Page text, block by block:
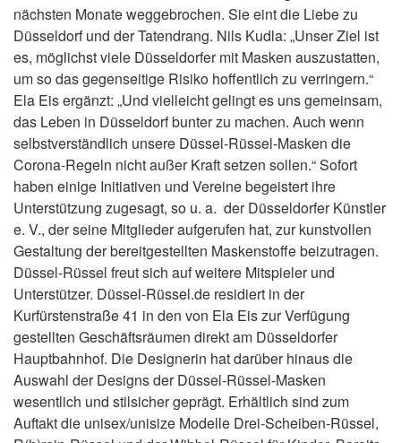
nächsten Monate weggebrochen. Sie eint die Liebe zu
Düsseldorf und der Tatendrang. Nils Kudla: „Unser Ziel ist
es, möglichst viele Düsseldorfer mit Masken auszustatten,
um so das gegenseitige Risiko hoffentlich zu verringern.“
Ela Eis ergänzt: „Und vielleicht gelingt es uns gemeinsam,
das Leben in Düsseldorf bunter zu machen. Auch wenn
selbstverständlich unsere Düssel-Rüssel-Masken die
Corona-Regeln nicht außer Kraft setzen sollen.“ Sofort
haben einige Initiativen und Vereine begeistert ihre
Unterstützung zugesagt, so u. a. der Düsseldorfer Künstler
e. V., der seine Mitglieder aufgerufen hat, zur kunstvollen
Gestaltung der bereitgestellten Maskenstoffe beizutragen.
Düssel-Rüssel freut sich auf weitere Mitspieler und
Unterstützer. Düssel-Rüssel.de residiert in der
Kurfürstenstraße 41 in den von Ela Eis zur Verfügung
gestellten Geschäftsräumen direkt am Düsseldorfer
Hauptbahnhof. Die Designerin hat darüber hinaus die
Auswahl der Designs der Düssel-Rüssel-Masken
wesentlich und stilsicher geprägt. Erhältlich sind zum
Auftakt die unisex/unisize Modelle Drei-Scheiben-Rüssel,